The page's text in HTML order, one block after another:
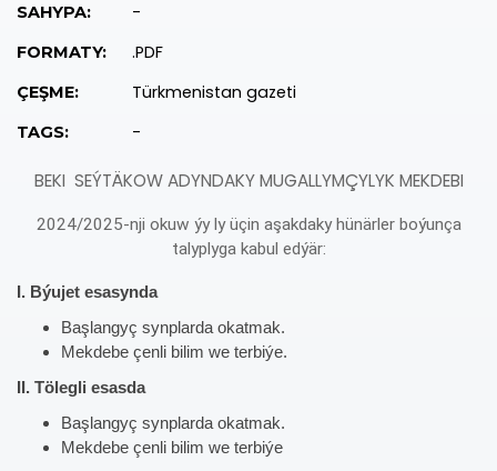
SAHYPA: -
FORMATY: .PDF
ÇEŞME: Türkmenistan gazeti
TAGS: -
BEKI SEÝTÄKOW ADYNDAKY MUGALLYMÇYLYK MEKDEBI
2024/2025-nji okuw ýy ly üçin aşakdaky hünärler boýunça
talyplyga kabul edýär:
I. Býujet esasynda
Başlangyç synplarda okatmak.
Mekdebe çenli bilim we terbiýe.
II. Tölegli esasda
Başlangyç synplarda okatmak.
Mekdebe çenli bilim we terbiýe